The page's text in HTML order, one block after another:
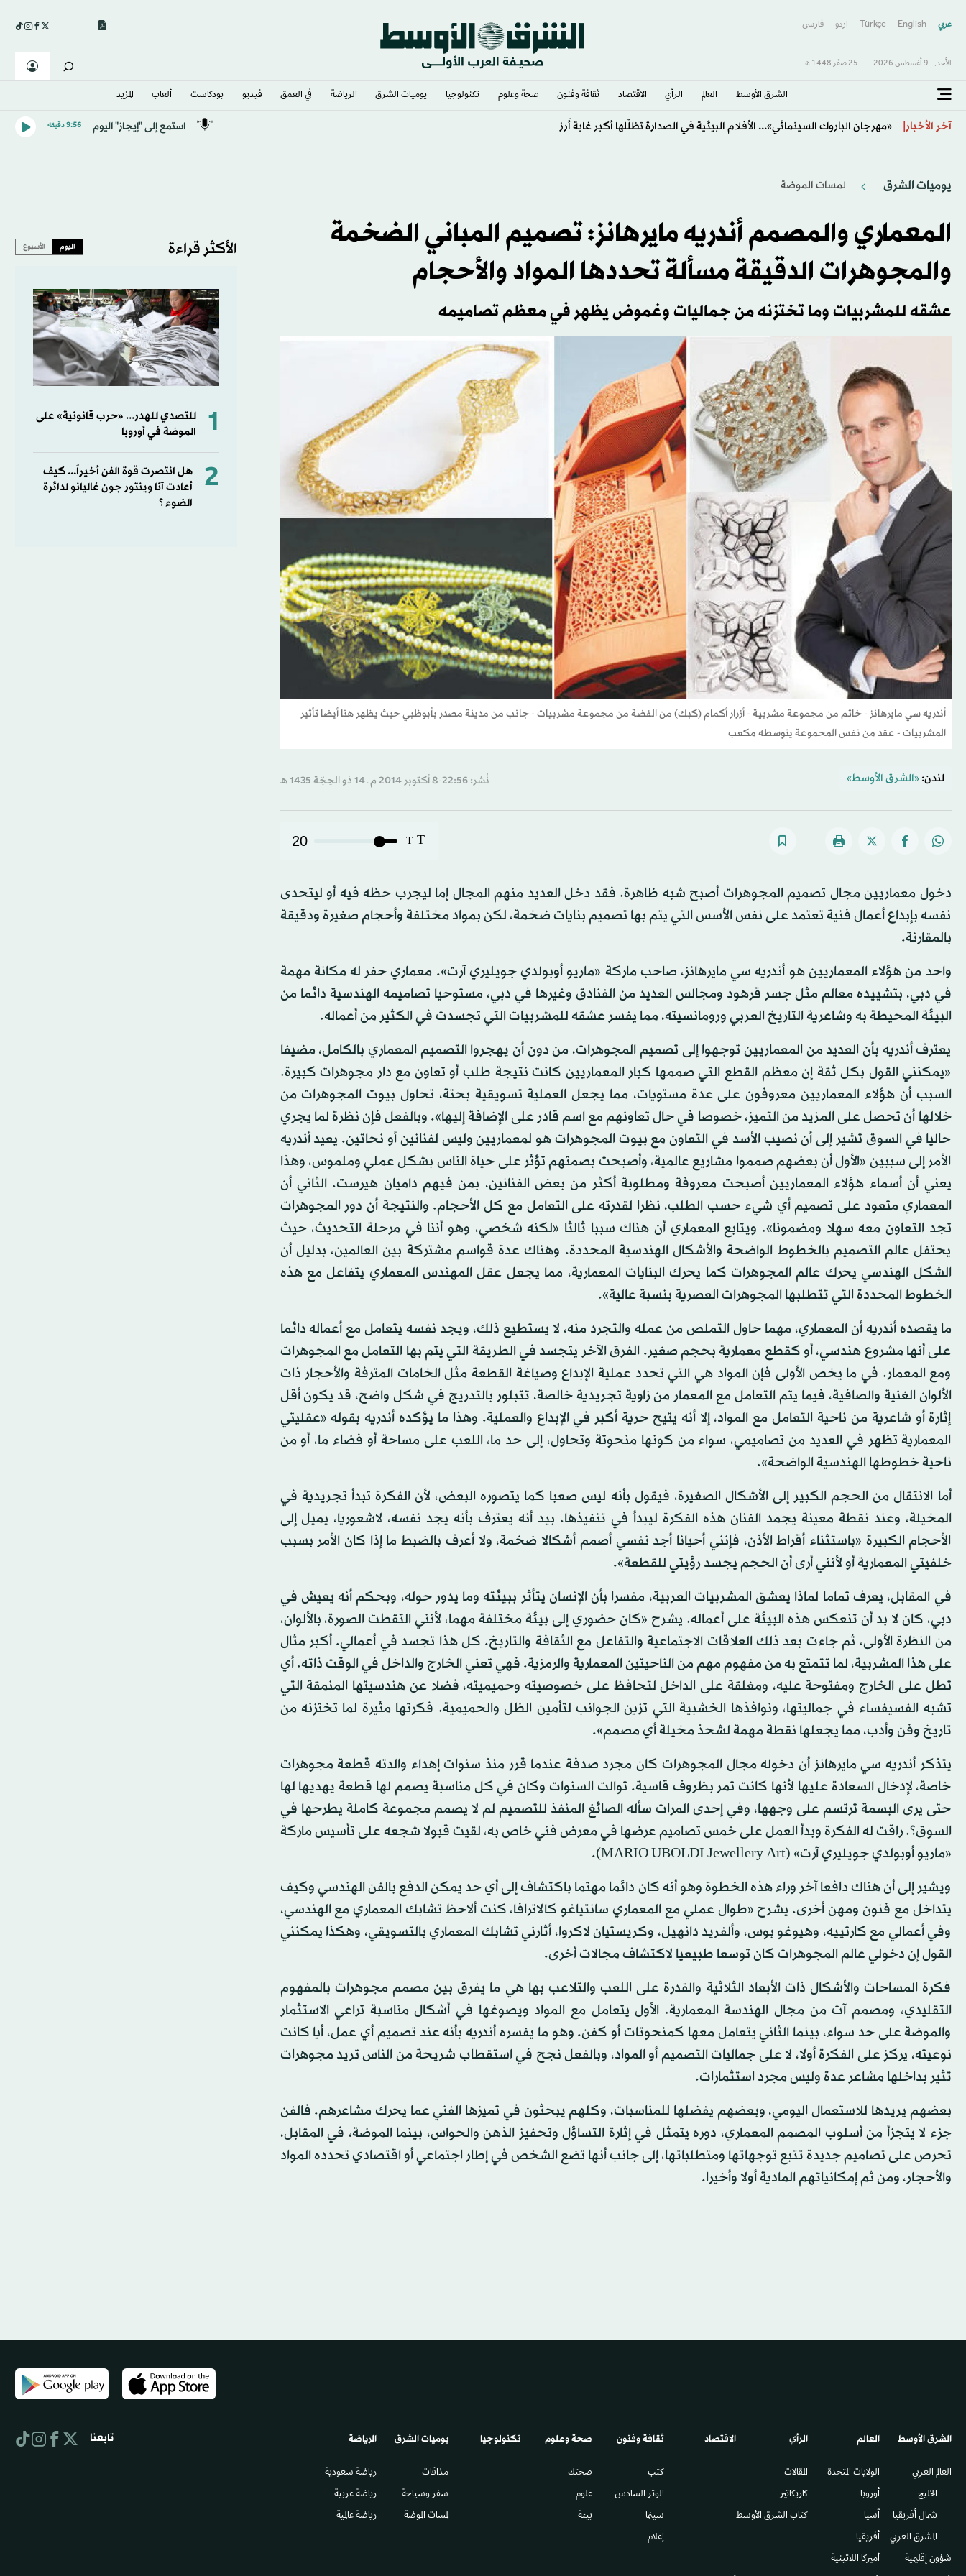
عربي English
Türkçe اردو فارسى
الأحد, 9 أغسطس 2026 - 25 صفَر 1448 هـ
الشرق الأوسط​ العالم الرأي الاقتصاد ثقافة وفنون صحة وعلوم تكنولوجيا يوميات الشرق​ الرياضة في العمق فيديو بودكاست ألعاب المزيد
آخر الأخبار «أوبن إيه آي» تعلِّق العمل على نموذج للذكاء الاصطناعي بسبب مخاوف أمنية استمع إلى "إيجاز" اليوم 9:56 دقيقه
يوميات الشرق لمسات الموضة
المعماري والمصمم أندريه مايرهانز: تصميم المباني الضخمة
والمجوهرات الدقيقة مسألة تحددها المواد والأحجام
عشقه للمشربيات وما تختزنه من جماليات وغموض يظهر في معظم تصاميمه
أندريه سي مايرهانز - خاتم من مجموعة مشربية - أزرار أكمام (كبك) من الفضة من مجموعة مشربيات - جانب من مدينة مصدر بأبوظبي حيث يظهر هنا أيضا تأثير
المشربيات - عقد من نفس المجموعة يتوسطه مكعب
لندن: «الشرق الأوسط» نُشر: 22:56-8 أكتوبر 2014 م ـ 14 ذو الحِجّة 1435 هـ
T
T
20
دخول معماريين مجال تصميم المجوهرات أصبح شبه ظاهرة. فقد دخل العديد منهم المجال إما ليجرب حظه فيه أو ليتحدى
نفسه بإبداع أعمال فنية تعتمد على نفس الأسس التي يتم بها تصميم بنايات ضخمة، لكن بمواد مختلفة وأحجام صغيرة ودقيقة
بالمقارنة.
واحد من هؤلاء المعماريين هو أندريه سي مايرهانز، صاحب ماركة «ماريو أوبولدي جويليري آرت». معماري حفر له مكانة مهمة
في دبي، بتشييده معالم مثل جسر قرهود ومجالس العديد من الفنادق وغيرها في دبي، مستوحيا تصاميمه الهندسية دائما من
البيئة المحيطة به وشاعرية التاريخ العربي ورومانسيته، مما يفسر عشقه للمشربيات التي تجسدت في الكثير من أعماله.
يعترف أندريه بأن العديد من المعماريين توجهوا إلى تصميم المجوهرات، من دون أن يهجروا التصميم المعماري بالكامل، مضيفا
«يمكنني القول بكل ثقة إن معظم القطع التي صممها كبار المعماريين كانت نتيجة طلب أو تعاون مع دار مجوهرات كبيرة.
السبب أن هؤلاء المعماريين معروفون على عدة مستويات، مما يجعل العملية تسويقية بحتة، تحاول بيوت المجوهرات من
خلالها أن تحصل على المزيد من التميز، خصوصا في حال تعاونهم مع اسم قادر على الإضافة إليها». وبالفعل فإن نظرة لما يجري
حاليا في السوق تشير إلى أن نصيب الأسد في التعاون مع بيوت المجوهرات هو لمعماريين وليس لفنانين أو نحاتين. يعيد أندريه
الأمر إلى سببين «الأول أن بعضهم صمموا مشاريع عالمية، وأصبحت بصمتهم تؤثر على حياة الناس بشكل عملي وملموس، وهذا
يعني أن أسماء هؤلاء المعماريين أصبحت معروفة ومطلوبة أكثر من بعض الفنانين، بمن فيهم داميان هيرست. الثاني أن
المعماري متعود على تصميم أي شيء حسب الطلب، نظرا لقدرته على التعامل مع كل الأحجام. والنتيجة أن دور المجوهرات
تجد التعاون معه سهلا ومضمونا». ويتابع المعماري أن هناك سببا ثالثا «لكنه شخصي، وهو أننا في مرحلة التحديث، حيث
يحتفل عالم التصميم بالخطوط الواضحة والأشكال الهندسية المحددة. وهناك عدة قواسم مشتركة بين العالمين، بدليل أن
الشكل الهندسي يحرك عالم المجوهرات كما يحرك البنايات المعمارية، مما يجعل عقل المهندس المعماري يتفاعل مع هذه
الخطوط المحددة التي تتطلبها المجوهرات العصرية بنسبة عالية».
ما يقصده أندريه أن المعماري، مهما حاول التملص من عمله والتجرد منه، لا يستطيع ذلك، ويجد نفسه يتعامل مع أعماله دائما
على أنها مشروع هندسي، أو كقطع معمارية بحجم صغير. الفرق الآخر يتجسد في الطريقة التي يتم بها التعامل مع المجوهرات
ومع المعمار. في ما يخص الأولى فإن المواد هي التي تحدد عملية الإبداع وصياغة القطعة مثل الخامات المترفة والأحجار ذات
الألوان الغنية والصافية، فيما يتم التعامل مع المعمار من زاوية تجريدية خالصة، تتبلور بالتدريج في شكل واضح، قد يكون أقل
إثارة أو شاعرية من ناحية التعامل مع المواد، إلا أنه يتيح حرية أكبر في الإبداع والعملية. وهذا ما يؤكده أندريه بقوله «عقليتي
المعمارية تظهر في العديد من تصاميمي، سواء من كونها منحوتة وتحاول، إلى حد ما، اللعب على مساحة أو فضاء ما، أو من
ناحية خطوطها الهندسية الواضحة».
أما الانتقال من الحجم الكبير إلى الأشكال الصغيرة، فيقول بأنه ليس صعبا كما يتصوره البعض، لأن الفكرة تبدأ تجريدية في
المخيلة، وعند نقطة معينة يجمد الفنان هذه الفكرة ليبدأ في تنفيذها. بيد أنه يعترف بأنه يجد نفسه، لاشعوريا، يميل إلى
الأحجام الكبيرة «باستثناء أقراط الأذن، فإنني أحيانا أجد نفسي أصمم أشكالا ضخمة، ولا أعرف بالضبط ما إذا كان الأمر بسبب
خلفيتي المعمارية أو لأنني أرى أن الحجم يجسد رؤيتي للقطعة».
في المقابل، يعرف تماما لماذا يعشق المشربيات العربية، مفسرا بأن الإنسان يتأثر ببيئته وما يدور حوله، وبحكم أنه يعيش في
دبي، كان لا بد أن تنعكس هذه البيئة على أعماله. يشرح «كان حضوري إلى بيئة مختلفة مهما، لأنني التقطت الصورة، بالألوان،
من النظرة الأولى، ثم جاءت بعد ذلك العلاقات الاجتماعية والتفاعل مع الثقافة والتاريخ. كل هذا تجسد في أعمالي. أكبر مثال
على هذا المشربية، لما تتمتع به من مفهوم مهم من الناحيتين المعمارية والرمزية. فهي تعني الخارج والداخل في الوقت ذاته. أي
تطل على الخارج ومفتوحة عليه، ومغلقة على الداخل لتحافظ على خصوصيته وحميميته، فضلا عن هندسيتها المنمقة التي
تشبه الفسيفساء في جماليتها، ونوافذها الخشبية التي تزين الجوانب لتأمين الظل والحميمية. فكرتها مثيرة لما تختزنه من
تاريخ وفن وأدب، مما يجعلها نقطة مهمة لشحذ مخيلة أي مصمم».
يتذكر أندريه سي مايرهانز أن دخوله مجال المجوهرات كان مجرد صدفة عندما قرر منذ سنوات إهداء والدته قطعة مجوهرات
خاصة، لإدخال السعادة عليها لأنها كانت تمر بظروف قاسية. توالت السنوات وكان في كل مناسبة يصمم لها قطعة يهديها لها
حتى يرى البسمة ترتسم على وجهها، وفي إحدى المرات سأله الصائغ المنفذ للتصميم لم لا يصمم مجموعة كاملة يطرحها في
السوق؟. راقت له الفكرة وبدأ العمل على خمس تصاميم عرضها في معرض فني خاص به، لقيت قبولا شجعه على تأسيس ماركة
«ماريو أوبولدي جويليري آرت» (MARIO UBOLDI Jewellery Art).
ويشير إلى أن هناك دافعا آخر وراء هذه الخطوة وهو أنه كان دائما مهتما باكتشاف إلى أي حد يمكن الدفع بالفن الهندسي وكيف
يتداخل مع فنون ومهن أخرى. يشرح «طوال عملي مع المعماري سانتياغو كالاترافا، كنت ألاحظ تشابك المعماري مع الهندسي،
وفي أعمالي مع كارتييه، وهيوغو بوس، وألفريد دانهيل، وكريستيان لاكروا، أثارني تشابك المعماري بالتسويقي، وهكذا يمكنني
القول إن دخولي عالم المجوهرات كان توسعا طبيعيا لاكتشاف مجالات أخرى.
فكرة المساحات والأشكال ذات الأبعاد الثلاثية والقدرة على اللعب والتلاعب بها هي ما يفرق بين مصمم مجوهرات بالمفهوم
التقليدي، ومصمم آت من مجال الهندسة المعمارية. الأول يتعامل مع المواد ويصوغها في أشكال مناسبة تراعي الاستثمار
والموضة على حد سواء، بينما الثاني يتعامل معها كمنحوتات أو كفن. وهو ما يفسره أندريه بأنه عند تصميم أي عمل، أيا كانت
نوعيته، يركز على الفكرة أولا، لا على جماليات التصميم أو المواد، وبالفعل نجح في استقطاب شريحة من الناس تريد مجوهرات
تثير بداخلها مشاعر عدة وليس مجرد استثمارات.
بعضهم يريدها للاستعمال اليومي، وبعضهم يفضلها للمناسبات، وكلهم يبحثون في تميزها الفني عما يحرك مشاعرهم. فالفن
جزء لا يتجزأ من أسلوب المصمم المعماري، دوره يتمثل في إثارة التساؤل وتحفيز الذهن والحواس، بينما الموضة، في المقابل،
تحرص على تصاميم جديدة تتبع توجهاتها ومتطلباتها، إلى جانب أنها تضع الشخص في إطار اجتماعي أو اقتصادي تحدده المواد
والأحجار، ومن ثم إمكانياتهم المادية أولا وأخيرا.
الأكثر قراءة اليوم الأسبوع
1
للتصدي للهدر... «حرب قانونية» على
الموضة في أوروبا
2
هل انتصرت قوة الفن أخيراً... كيف
أعادت آنا وينتور جون غاليانو لدائرة
الضوء ؟
الشرق الأوسط​
العالم العربي
الخليج
شمال أفريقيا
المشرق العربي
شؤون إقليمية
العالم
الولايات المتحدة
أوروبا
آسيا
أفريقيا
أميركا اللاتينية
الرأي
المقالات
كاريكاتير
كتاب الشرق الأوسط
الاقتصاد ثقافة وفنون
كتب
الوتر السادس​
سينما
إعلام
صحة وعلوم
صحتك
علوم
بيئة
تكنولوجيا يوميات الشرق​
مذاقات
سفر وسياحة
لمسات الموضة
الرياضة
رياضة سعودية
رياضة عربية
رياضة عالمية
تابعنا